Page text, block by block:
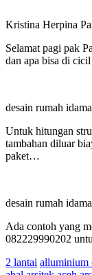
Kristina Herpina
Selamat pagi pak
dan apa bisa di cicil
desain rumah
Untuk hitungan
tambahan diluar
paket…
desain rumah
Ada contoh yang
082229990202
2 lantai alluminium